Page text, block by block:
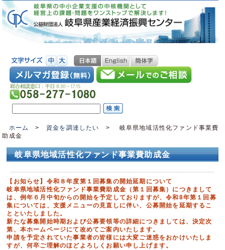
ホーム > 資金を調達したい > 岐阜県地域活性化ファンド事業費
助成金
岐阜県地域活性化ファンド事業費助成金
【お知らせ】令和８年度第１回募集の開始延期について
岐阜県地域活性化ファンド事業費助成金（第１回募集）につきまして
は、例年６月中旬からの開始を予定しておりますが、令和8年第１回募
集については、支援メニューの見直しに伴い、公募開始を延期するこ
とといたしました。
新たな募集開始時期および公募要領等の詳細につきましては、決定次
第、本ホームページにて改めてご案内いたします。
申請を予定されていた事業者の皆様には大変ご迷惑をおかけいたしま
すが、何卒ご理解のほどよろしくお願い申し上げます。